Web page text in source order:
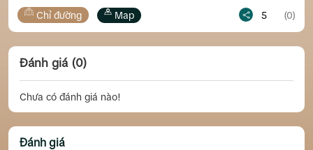
Chỉ đường Map 5 (0)
Đánh giá (0)
Chưa có đánh giá nào!
Đánh giá